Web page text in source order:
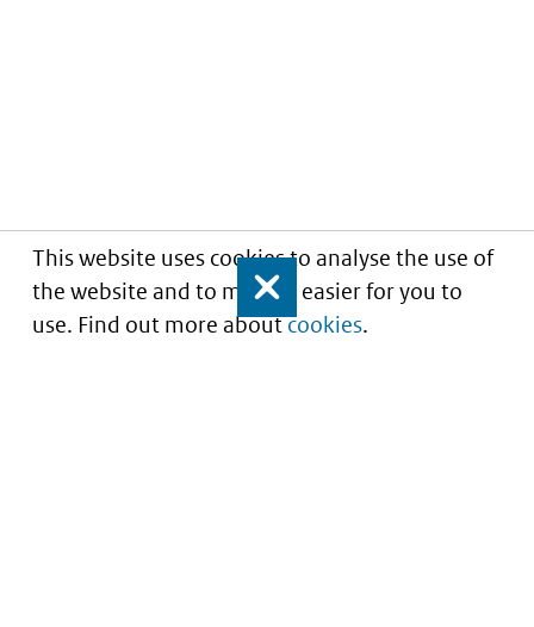
This website uses cookies to analyse the use of
the website and to make it easier for you to
use. Find out more aboutcookies.
Close